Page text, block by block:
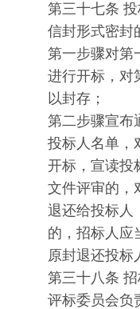
第三十七条
信封形式密封
第一步骤对第
进行开标，对
以封存；
第二步骤宣布
投标人名单，
开标，宣读投
文件评审的，
退还给投标人
的，招标人应
原封退还投标
第三十八条
评标委员会负